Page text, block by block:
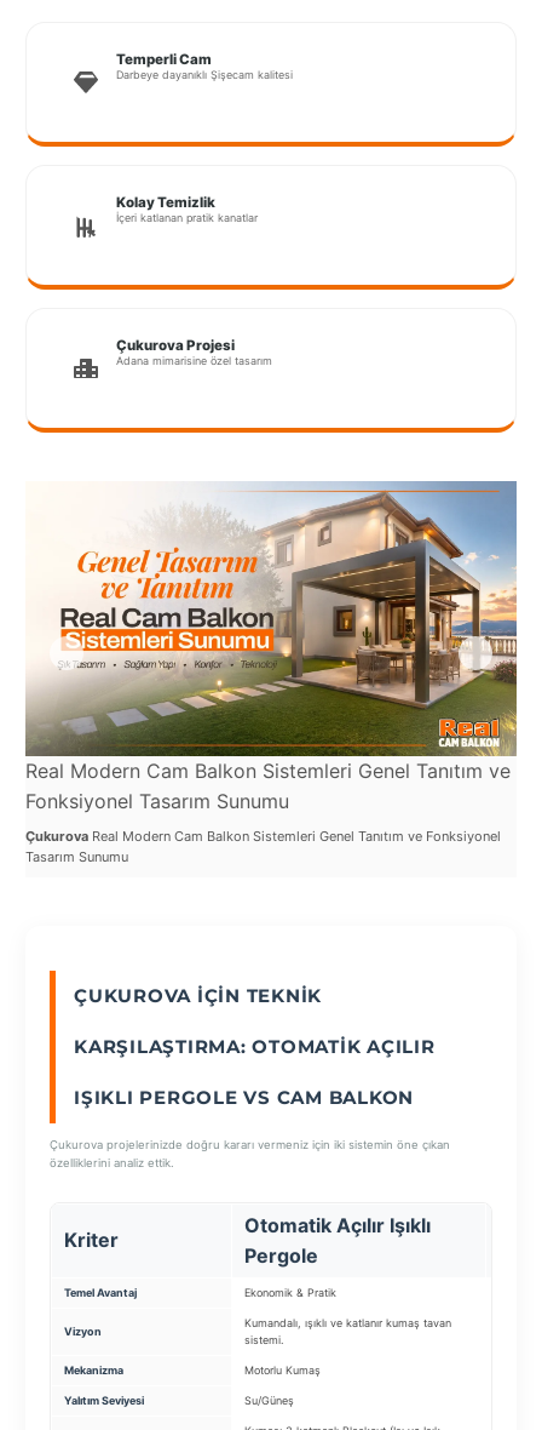
Temperli Cam
Darbeye dayanıklı Şişecam kalitesi
Kolay Temizlik
İçeri katlanan pratik kanatlar
Çukurova Projesi
Adana mimarisine özel tasarım
Real Modern Cam Balkon Sistemleri Genel Tanıtım ve
Fonksiyonel Tasarım Sunumu
Çukurova Real Modern Cam Balkon Sistemleri Genel Tanıtım ve Fonksiyonel
Tasarım Sunumu
ÇUKUROVA İÇIN TEKNIK
KARŞILAŞTIRMA: OTOMATIK AÇILIR
IŞIKLI PERGOLE VS CAM BALKON
Çukurova projelerinizde doğru kararı vermeniz için iki sistemin öne çıkan
özelliklerini analiz ettik.
Kriter
Otomatik Açılır Işıklı
Pergole
Temel Avantaj Ekonomik & Pratik
Vizyon
Kumandalı, ışıklı ve katlanır kumaş tavan
sistemi.
Mekanizma Motorlu Kumaş
Yalıtım Seviyesi Su/Güneş
Kırklareli
Lubrza
Manisa
Port
Rize
Sivas
switzerland
Tilburg
Van
Yalova